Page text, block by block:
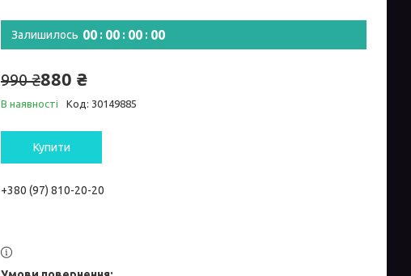
Залишилось 00 00 00 00
990 ₴880 ₴
В наявності Код: 30149885
Купити
+380 (97) 810-20-20